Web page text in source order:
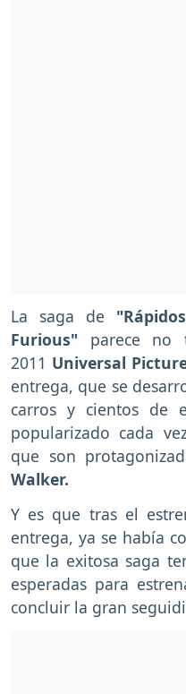
La saga de
Furious" parece no
2011 Universal
entrega, que se
carros y cientos de
popularizado cada
que son
Walker.
Y es que tras el
entrega, ya se había
que la exitosa saga
esperadas para
concluir la gran